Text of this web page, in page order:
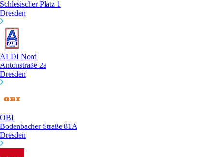
Schlesischer Platz 1
Dresden
ALDI Nord
Antonstraße 2a
Dresden
OBI
Bodenbacher Straße 81A
Dresden